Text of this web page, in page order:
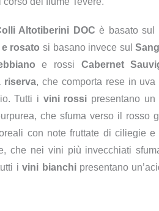
Altotiberini DOC è basato sul
rosato si basano invece sul
e rossi Cabernet
riserva, che comporta rese in
Tutti i vini rossi presentano
che sfuma verso il rosso
con note fruttate di ciliegie
che nei vini più invecchiati
ivini bianchipresentano